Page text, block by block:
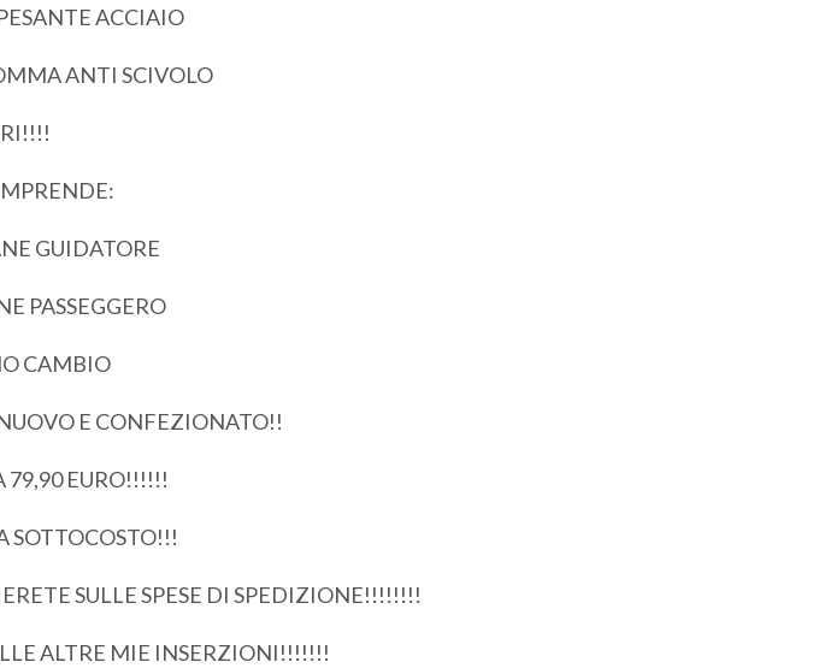
ACCIAIO
ANTI SCIVOLO
GUIDATORE
PASSEGGERO
CAMBIO
E CONFEZIONATO!!
EURO!!!!!!
SOTTOCOSTO!!!
SULLE SPESE DI SPEDIZIONE!!!!!!!!
ALTRE MIE INSERZIONI!!!!!!!